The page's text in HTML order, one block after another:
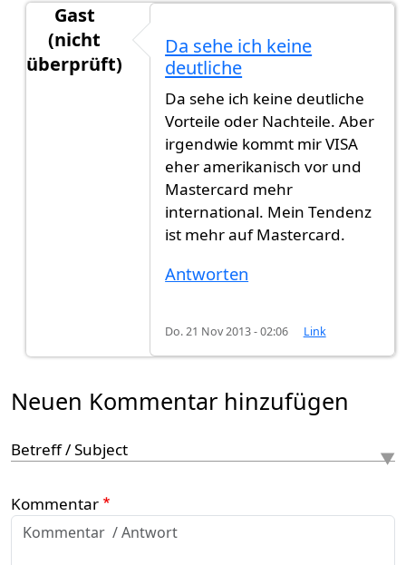
Gast
(nicht
überprüft)
Da sehe ich keine
deutliche
Da sehe ich keine deutliche
Vorteile oder Nachteile. Aber
irgendwie kommt mir VISA
eher amerikanisch vor und
Mastercard mehr
international. Mein Tendenz
ist mehr auf Mastercard.
Antworten
Do. 21 Nov 2013 - 02:06 Link
Neuen Kommentar hinzufügen
Betreff / Subject
Kommentar